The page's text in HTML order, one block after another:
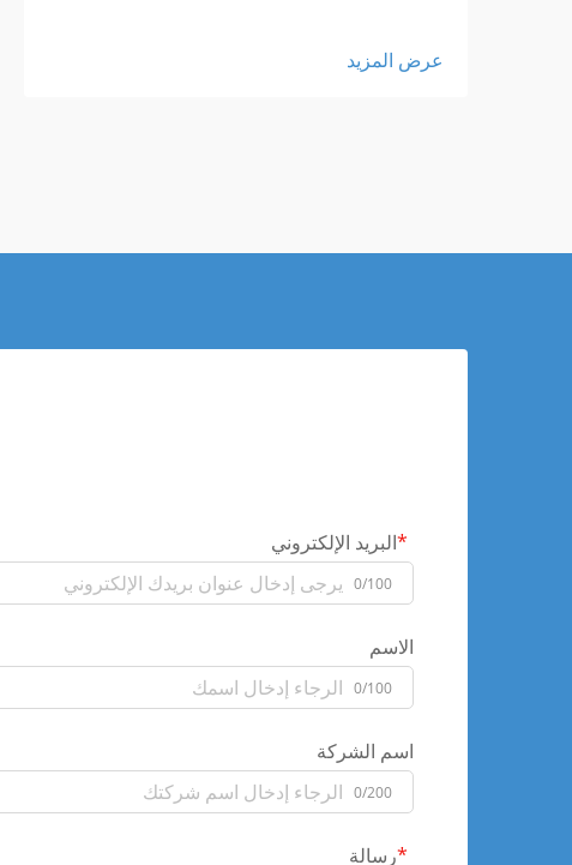
عرض المزيد
البريد الإلكتروني
0/100
الاسم
0/100
اسم الشركة
0/200
رسالة